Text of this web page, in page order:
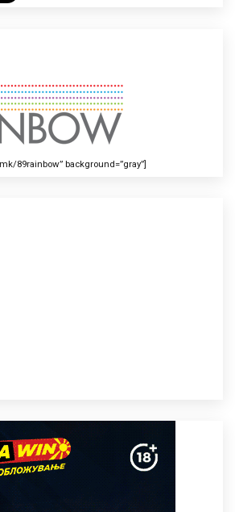
89rainbow” background=”gray”]